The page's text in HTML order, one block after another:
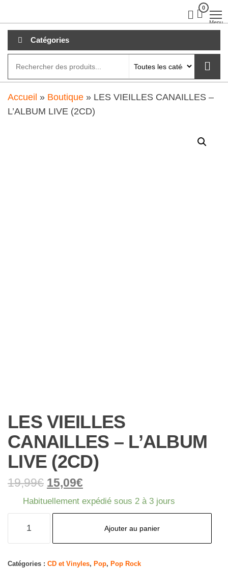
au
contenu
0
Menu
Catégories
Accueil » Boutique » LES VIEILLES CANAILLES –
L’ALBUM LIVE (2CD)
LES VIEILLES
CANAILLES – L’ALBUM
LIVE (2CD)
19,99€ 15,09€
Habituellement expédié sous 2 à 3 jours
VIEILLES
Ajouter au panier
Catégories : CD et Vinyles, Pop, Pop Rock